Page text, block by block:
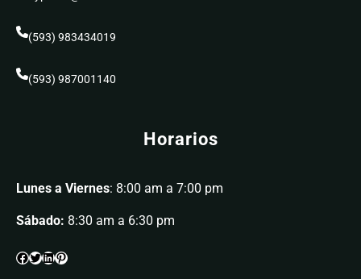
(593) 983434019
(593) 987001140
Horarios
Lunes a Viernes: 8:00 am a 7:00 pm
Sábado: 8:30 am a 6:30 pm